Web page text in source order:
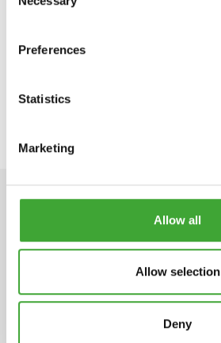
Selection
Preferences
Statistics
Marketing
Allow all
Allow selection
Deny
Portugal
mail@jular.pt